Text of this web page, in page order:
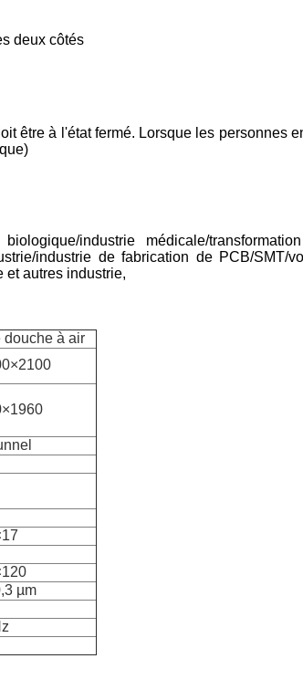
deux côtés
être à l'état fermé. Lorsque les personnes
industrie médicale/
industrie de fabrication de PCB/SMT/
et autres industrie,
douche à air
µm